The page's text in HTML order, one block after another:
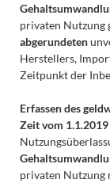
privaten Nutzung
abgerundeten
Herstellers,
Zeitpunkt der
Erfassen des
Zeit vom
privaten Nutzung